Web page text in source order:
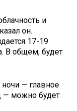
и
он.
17-19
В общем, будет
— главное
— можно будет